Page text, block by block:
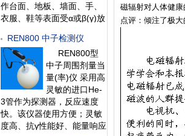
作台面、地板、墙面、手、
衣服、鞋等表面受α或β(γ)放
封型α、β同位素泄漏水平进
行检测。仪器具有较高的探
测效率；此外通过配套的
RenRiRate辐射剂量管理软
件可将存储的数据读
REN800 中子检测仪
REN800型
中子周围剂量当
量(率)仪 采用高
灵敏的进口He-
3管作为探测器，反应速度
快。该仪器使用方便；灵敏
度高、抗γ性能好、能量响应
磁辐射对人体健康
点评：倾注了极